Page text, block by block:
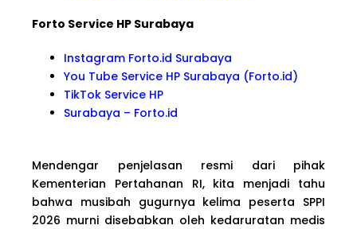
Forto Service HP Surabaya
Instagram Forto.id Surabaya
You Tube Service HP Surabaya (Forto.id)
TikTok Service HP
Surabaya – Forto.id
Mendengar penjelasan resmi dari pihak
Kementerian Pertahanan RI, kita menjadi tahu
bahwa musibah gugurnya kelima peserta SPPI
2026 murni disebabkan oleh kedaruratan medis